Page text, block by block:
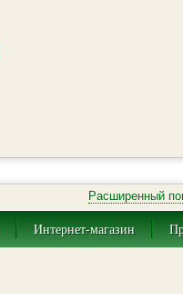
Расширенный
Интернет-магазин